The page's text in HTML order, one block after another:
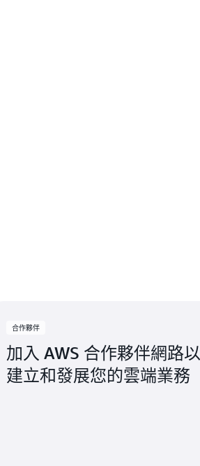
合作夥伴
加入 AWS 合作夥伴網路以
建立和發展您的雲端業務